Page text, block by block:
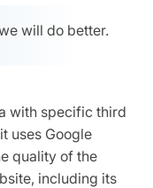
will do better.
with specific third
uses Google
quality of the
including its